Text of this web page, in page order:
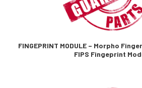
FINGEPRINT MODULE – Morpho
FIPS Fingeprint